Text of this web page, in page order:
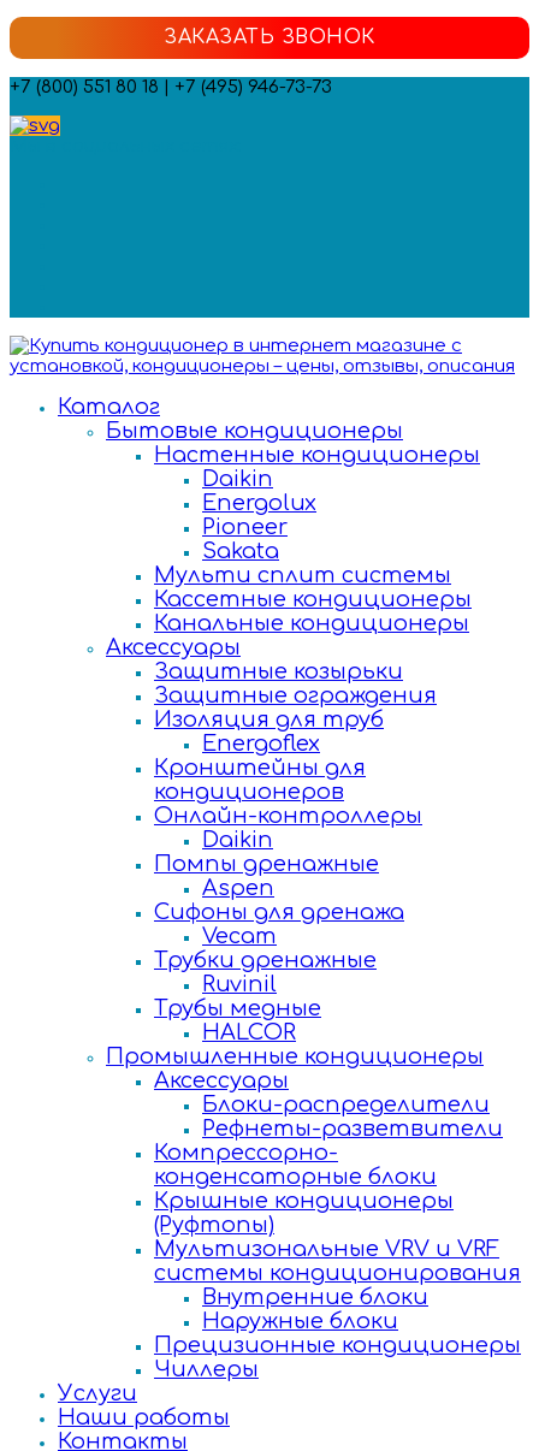
ЗАКАЗАТЬ ЗВОНОК
+7 (800) 551 80 18 | +7 (495) 946-73-73
Каталог
Бытовые кондиционеры
Настенные кондиционеры
Daikin
Energolux
Pioneer
Sakata
Мульти сплит системы
Кассетные кондиционеры
Канальные кондиционеры
Аксессуары
Защитные козырьки
Защитные ограждения
Изоляция для труб
Energoflex
Кронштейны для
кондиционеров
Онлайн-контроллеры
Daikin
Помпы дренажные
Aspen
Сифоны для дренажа
Vecam
Трубки дренажные
Ruvinil
Трубы медные
HALCOR
Промышленные кондиционеры
Аксессуары
Блоки-распределители
Рефнеты-разветвители
Компрессорно-
конденсаторные блоки
Крышные кондиционеры
(Руфтопы)
Мультизональные VRV и VRF
системы кондиционирования
Внутренние блоки
Наружные блоки
Прецизионные кондиционеры
Чиллеры
Услуги
Наши работы
Контакты